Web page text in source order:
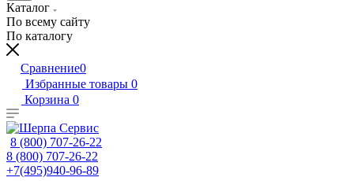
Каталог
По всему сайту
По каталогу
Сравнение0
Избранные товары 0
Корзина 0
8 (800) 707-26-22
8 (800) 707-26-22
+7(495)940-96-89